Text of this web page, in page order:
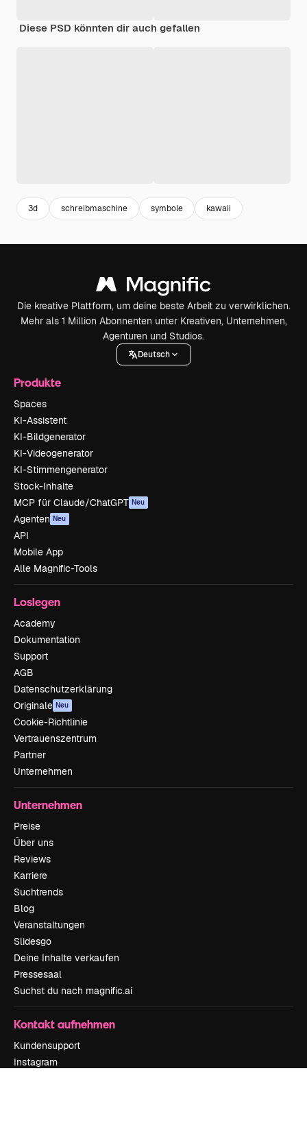
Diese PSD könnten dir auch gefallen
3d schreibmaschine symbole kawaii
Die kreative Plattform, um deine beste Arbeit zu verwirklichen.
Mehr als 1 Million Abonnenten unter Kreativen, Unternehmen,
Agenturen und Studios.
Deutsch
Produkte
Spaces
KI-Assistent
KI-Bildgenerator
KI-Videogenerator
KI-Stimmengenerator
Stock-Inhalte
MCP für Claude/ChatGPT Neu
Agenten Neu
API
Mobile App
Alle Magnific-Tools
Loslegen
Academy
Dokumentation
Support
AGB
Datenschutzerklärung
Originale Neu
Cookie-Richtlinie
Vertrauenszentrum
Partner
Unternehmen
Unternehmen
Preise
Über uns
Reviews
Karriere
Suchtrends
Blog
Veranstaltungen
Slidesgo
Deine Inhalte verkaufen
Pressesaal
Suchst du nach magnific.ai
Kontakt aufnehmen
Kundensupport
Instagram